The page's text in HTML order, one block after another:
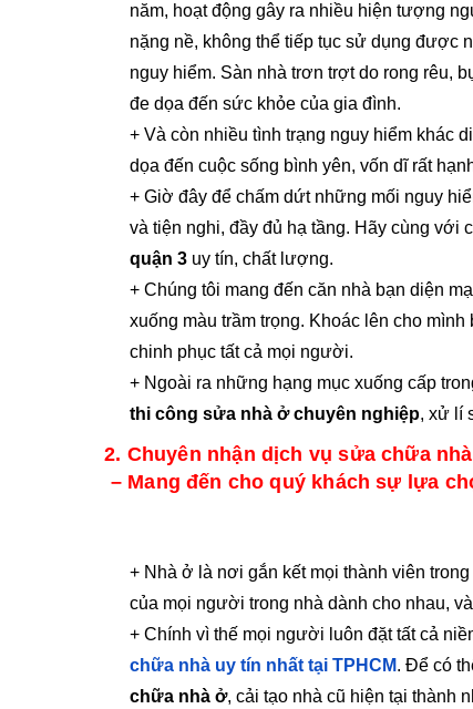
năm, hoạt động gây ra nhiều hiện tượng
nặng nề, không thể tiếp tục sử dụng được
nguy hiểm. Sàn nhà trơn trợt do rong rêu,
đe dọa đến sức khỏe của gia đình.
+ Và còn nhiều tình trạng nguy hiểm khác
dọa đến cuộc sống bình yên, vốn dĩ rất
+ Giờ đây để chấm dứt những mối nguy
và tiện nghi, đầy đủ hạ tầng. Hãy cùng với
quận 3 uy tín, chất lượng.
+ Chúng tôi mang đến căn nhà bạn diện
xuống màu trầm trọng. Khoác lên cho
chinh phục tất cả mọi người.
+ Ngoài ra những hạng mục xuống cấp
thi công sửa nhà ở chuyên nghiệp, xử lí
2. Chuyên nhận dịch vụ sửa chữa
– Mang đến cho quý khách sự lựa
+ Nhà ở là nơi gắn kết mọi thành viên
của mọi người trong nhà dành cho nhau,
+ Chính vì thế mọi người luôn đặt tất cả
chữa nhà uy tín nhất tại TPHCM. Để có
chữa nhà ở, cải tạo nhà cũ hiện tại thành